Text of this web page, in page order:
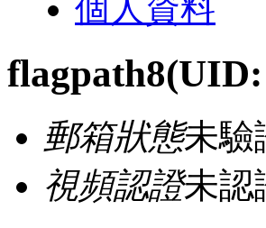
個人資料
flagpath8(UID:
郵箱狀態未驗
視頻認證未認